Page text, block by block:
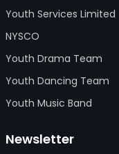
Youth Services Limited
NYSCO
Youth Drama Team
Youth Dancing Team
Youth Music Band
Newsletter